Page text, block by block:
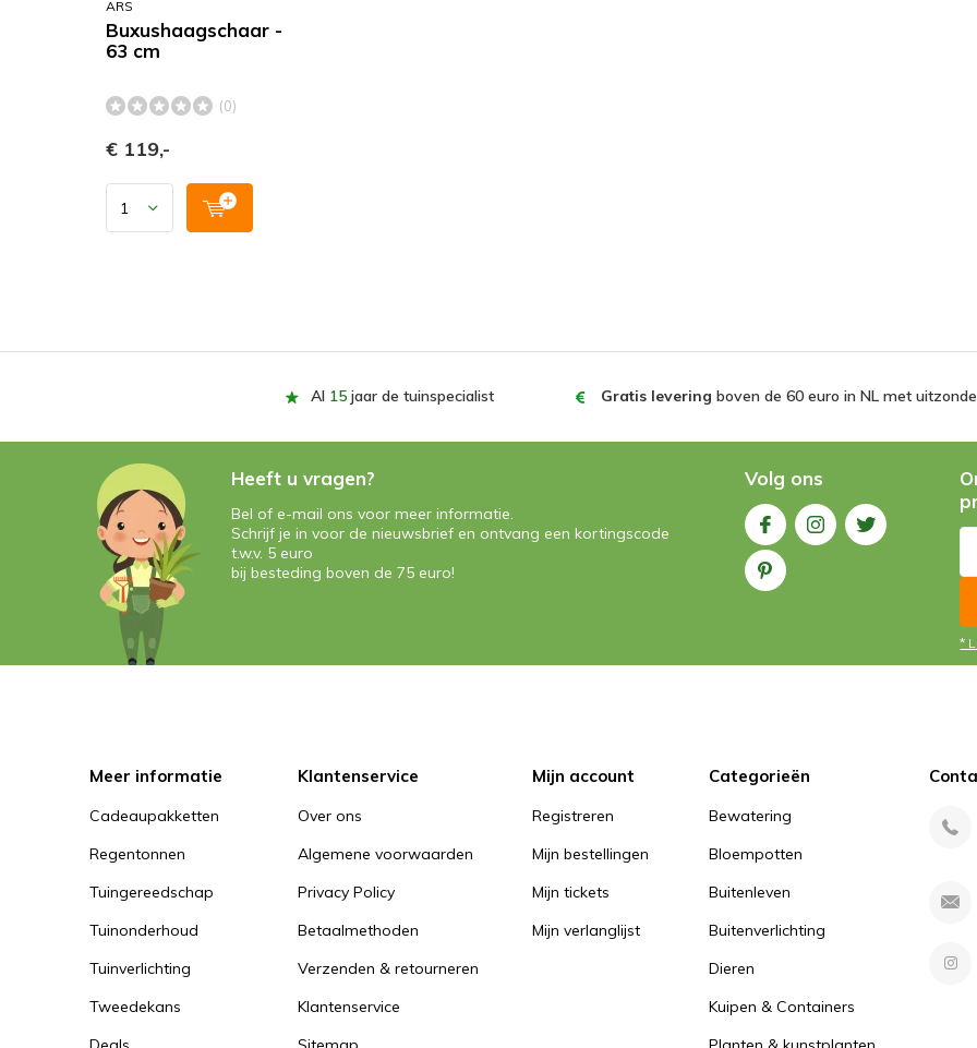
ARS
Buxushaagschaar -
63 cm
(0)
€ 119,-
Al 15 jaar de tuinspecialist Gratis levering boven de 60 euro in NL met
Heeft u vragen?
Bel of e-mail ons voor meer informatie.
Schrijf je in voor de nieuwsbrief en ontvang een kortingscode
t.w.v. 5 euro
bij besteding boven de 75 euro!
Volg ons
*
Meer informatie
Cadeaupakketten
Regentonnen
Tuingereedschap
Tuinonderhoud
Tuinverlichting
Tweedekans
Klantenservice
Over ons
Algemene voorwaarden
Privacy Policy
Betaalmethoden
Verzenden & retourneren
Klantenservice
Mijn account
Registreren
Mijn bestellingen
Mijn tickets
Mijn verlanglijst
Categorieën
Bewatering
Bloempotten
Buitenleven
Buitenverlichting
Dieren
Kuipen & Containers